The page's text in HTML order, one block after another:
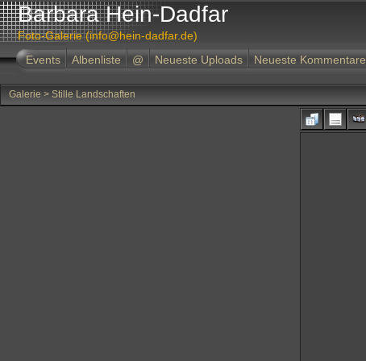
Barbara Hein-Dadfar
Foto-Galerie (info@hein-dadfar.de)
Events
Albenliste @ Neueste Uploads Neueste Kommentare
Galerie > Stille Landschaften